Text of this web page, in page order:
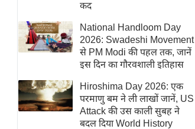
बॉलीवुड
हॉलीवुड
फिल्म समीक्षा
Breaking
News
लाइफस्टाइल
टेक्नॉलॉजी
कद
National Handloom Day
2026: Swadeshi Movement
से PM Modi की पहल तक, जानें
इस दिन का गौरवशाली इतिहास
Hiroshima Day 2026: एक
परमाणु बम ने ली लाखों जानें, US
Attack की उस काली सुबह ने
बदल दिया World History